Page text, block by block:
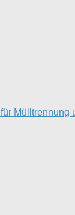
Mülltrennung